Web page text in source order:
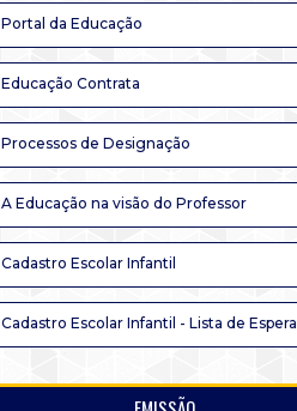
Portal da Educação
Educação Contrata
Processos de Designação
A Educação na visão do Professor
Cadastro Escolar Infantil
Cadastro Escolar Infantil - Lista de Espera